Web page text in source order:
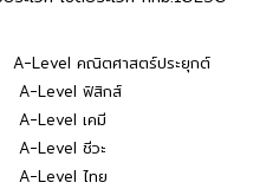
A-Level คณิตศาสตร์ประยุกต์
A-Level ฟิสิกส์
A-Level เคมี
A-Level ชีวะ
A-Level ไทย